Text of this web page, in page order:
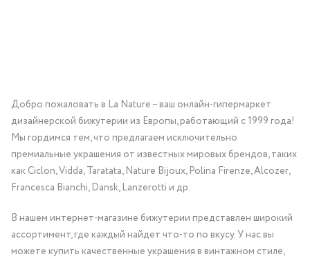
Добро пожаловать в La Nature – ваш онлайн-гипермаркет
дизайнерской бижутерии из Европы, работающий с 1999 года!
Мы гордимся тем, что предлагаем исключительно
премиальные украшения от известных мировых брендов, таких
как Ciclon, Vidda, Taratata, Nature Bijoux, Polina Firenze, Alcozer,
Francesca Bianchi, Dansk, Lanzerotti и др.
В нашем интернет-магазине бижутерии представлен широкий
ассортимент, где каждый найдет что-то по вкусу. У нас вы
можете купить качественные украшения в винтажном стиле,